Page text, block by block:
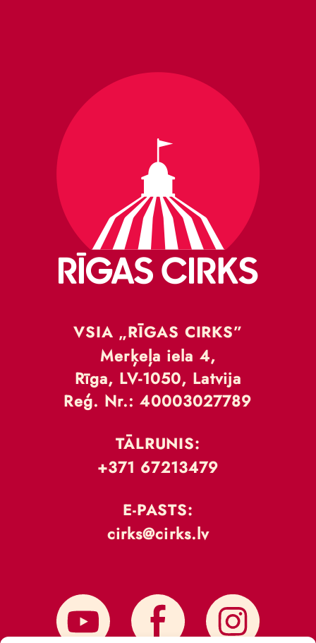
VSIA „RĪGAS CIRKS”
Merķeļa iela 4,
Rīga, LV-1050, Latvija
Reģ. Nr.: 40003027789
TĀLRUNIS:
+371 67213479
E-PASTS:
cirks@cirks.lv